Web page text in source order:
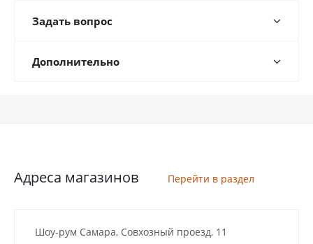
Задать вопрос
Дополнительно
Адреса магазинов Перейти в раздел
Шоу-рум Самара, Совхозный проезд, 11